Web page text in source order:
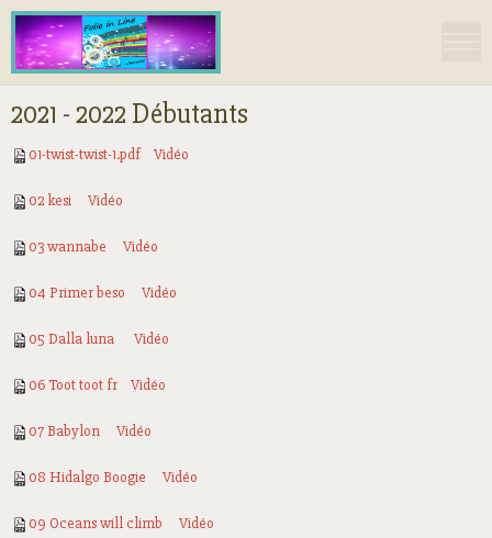
2021 - 2022 Débutants
01-twist-twist-1.pdf Vidéo
02 kesi Vidéo
03 wannabe Vidéo
04 Primer beso Vidéo
05 Dalla luna Vidéo
06 Toot toot fr Vidéo
07 Babylon Vidéo
08 Hidalgo Boogie Vidéo
09 Oceans will climb Vidéo